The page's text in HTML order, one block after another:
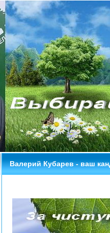
Валерий Кубарев - ваш